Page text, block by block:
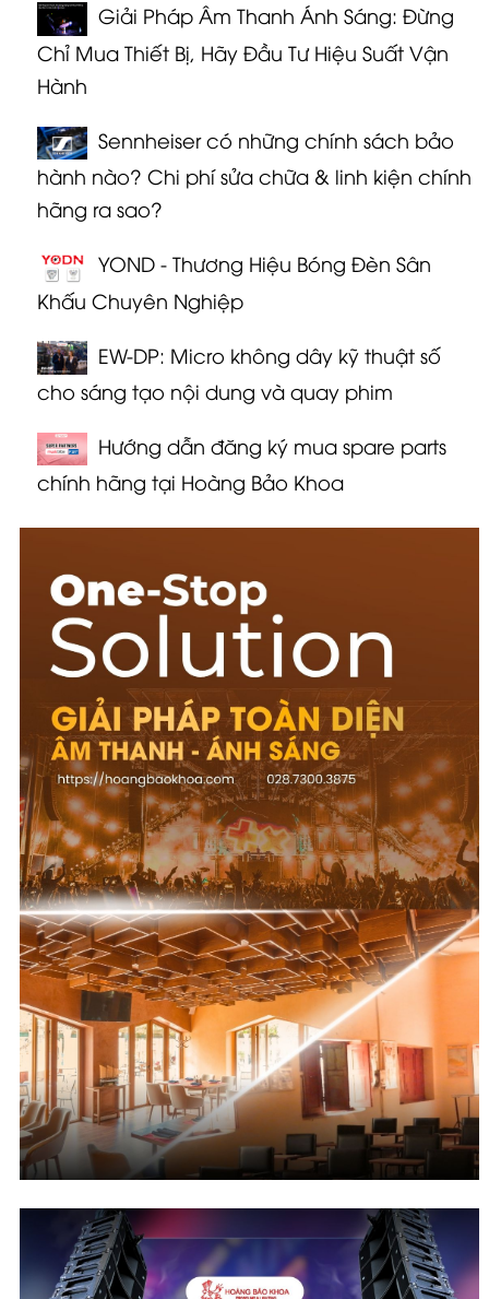
Giải Pháp Âm Thanh Ánh Sáng: Đừng
Chỉ Mua Thiết Bị, Hãy Đầu Tư Hiệu Suất Vận
Hành
Sennheiser có những chính sách bảo
hành nào? Chi phí sửa chữa & linh kiện chính
hãng ra sao?
YOND - Thương Hiệu Bóng Đèn Sân
Khấu Chuyên Nghiệp
EW-DP: Micro không dây kỹ thuật số
cho sáng tạo nội dung và quay phim
Hướng dẫn đăng ký mua spare parts
chính hãng tại Hoàng Bảo Khoa